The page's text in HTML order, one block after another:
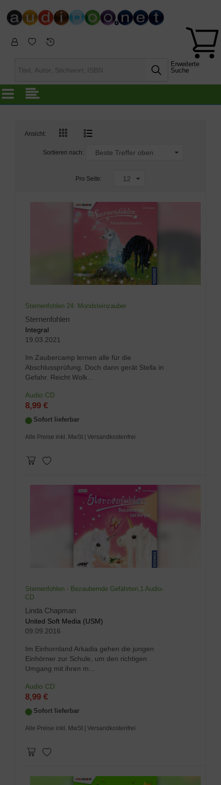
Erweiterte
Suche
Ansicht:
Sortieren nach:
Pro Seite:
Sternenfohlen 24: Mondsteinzauber
Sternenfohlen
Integral
19.03.2021
Im Zaubercamp lernen alle für die
Abschlussprüfung. Doch dann gerät Stella in
Gefahr. Reicht Wolk...
Audio CD
8,99 €
Sofort lieferbar
Alle Preise inkl. MwSt | Versandkostenfrei
Sternenfohlen - Bezaubernde Gefährten,1 Audio-
CD
Linda Chapman
United Soft Media (USM)
09.09.2016
Im Einhornland Arkadia gehen die jungen
Einhörner zur Schule, um den richtigen
Umgang mit ihren m...
Audio CD
8,99 €
Sofort lieferbar
Alle Preise inkl. MwSt | Versandkostenfrei